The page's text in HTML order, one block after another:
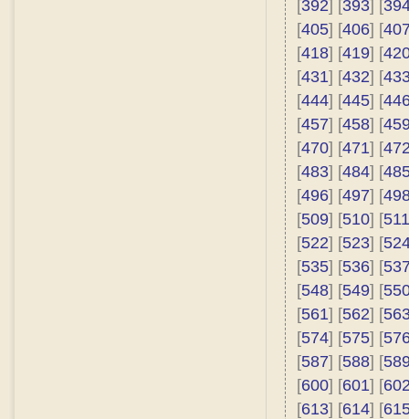
[392] [393] [
[405] [406] [
[418] [419] [
[431] [432] [
[444] [445] [
[457] [458] [
[470] [471] [
[483] [484] [
[496] [497] [
[509] [510] [511
[522] [523] [
[535] [536] [
[548] [549] [
[561] [562] [
[574] [575] [
[587] [588] [
[600] [601] [
[613] [614] [